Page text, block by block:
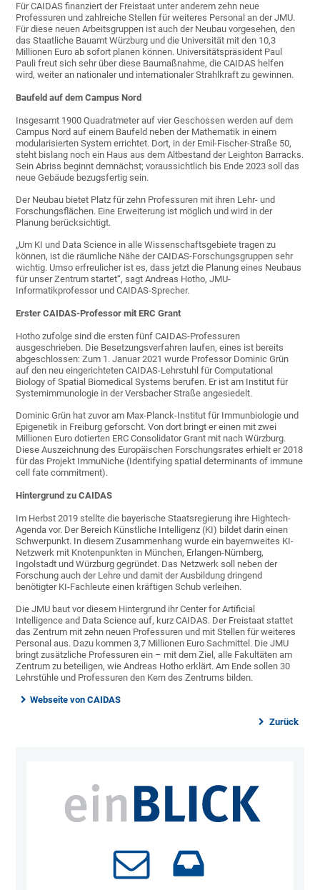
Für CAIDAS finanziert der Freistaat unter anderem zehn neue
Professuren und zahlreiche Stellen für weiteres Personal an der JMU.
Für diese neuen Arbeitsgruppen ist auch der Neubau vorgesehen, den
das Staatliche Bauamt Würzburg und die Universität mit den 10,3
Millionen Euro ab sofort planen können. Universitätspräsident Paul
Pauli freut sich sehr über diese Baumaßnahme, die CAIDAS helfen
wird, weiter an nationaler und internationaler Strahlkraft zu gewinnen.
Baufeld auf dem Campus Nord
Insgesamt 1900 Quadratmeter auf vier Geschossen werden auf dem
Campus Nord auf einem Baufeld neben der Mathematik in einem
modularisierten System errichtet. Dort, in der Emil-Fischer-Straße 50,
steht bislang noch ein Haus aus dem Altbestand der Leighton Barracks.
Sein Abriss beginnt demnächst; voraussichtlich bis Ende 2023 soll das
neue Gebäude bezugsfertig sein.
Der Neubau bietet Platz für zehn Professuren mit ihren Lehr- und
Forschungsflächen. Eine Erweiterung ist möglich und wird in der
Planung berücksichtigt.
„Um KI und Data Science in alle Wissenschaftsgebiete tragen zu
können, ist die räumliche Nähe der CAIDAS-Forschungsgruppen sehr
wichtig. Umso erfreulicher ist es, dass jetzt die Planung eines Neubaus
für unser Zentrum startet“, sagt Andreas Hotho, JMU-
Informatikprofessor und CAIDAS-Sprecher.
Erster CAIDAS-Professor mit ERC Grant
Hotho zufolge sind die ersten fünf CAIDAS-Professuren
ausgeschrieben. Die Besetzungsverfahren laufen, eines ist bereits
abgeschlossen: Zum 1. Januar 2021 wurde Professor Dominic Grün
auf den neu eingerichteten CAIDAS-Lehrstuhl für Computational
Biology of Spatial Biomedical Systems berufen. Er ist am Institut für
Systemimmunologie in der Versbacher Straße angesiedelt.
Dominic Grün hat zuvor am Max-Planck-Institut für Immunbiologie und
Epigenetik in Freiburg geforscht. Von dort bringt er einen mit zwei
Millionen Euro dotierten ERC Consolidator Grant mit nach Würzburg.
Diese Auszeichnung des Europäischen Forschungsrates erhielt er 2018
für das Projekt ImmuNiche (Identifying spatial determinants of immune
cell fate commitment).
Hintergrund zu CAIDAS
Im Herbst 2019 stellte die bayerische Staatsregierung ihre Hightech-
Agenda vor. Der Bereich Künstliche Intelligenz (KI) bildet darin einen
Schwerpunkt. In diesem Zusammenhang wurde ein bayernweites KI-
Netzwerk mit Knotenpunkten in München, Erlangen-Nürnberg,
Ingolstadt und Würzburg gegründet. Das Netzwerk soll neben der
Forschung auch der Lehre und damit der Ausbildung dringend
benötigter KI-Fachleute einen kräftigen Schub verleihen.
Die JMU baut vor diesem Hintergrund ihr Center for Artificial
Intelligence and Data Science auf, kurz CAIDAS. Der Freistaat stattet
das Zentrum mit zehn neuen Professuren und mit Stellen für weiteres
Personal aus. Dazu kommen 3,7 Millionen Euro Sachmittel. Die JMU
bringt zusätzliche Professuren ein – mit dem Ziel, alle Fakultäten am
Zentrum zu beteiligen, wie Andreas Hotho erklärt. Am Ende sollen 30
Lehrstühle und Professuren den Kern des Zentrums bilden.
Webseite von CAIDAS
Zurück